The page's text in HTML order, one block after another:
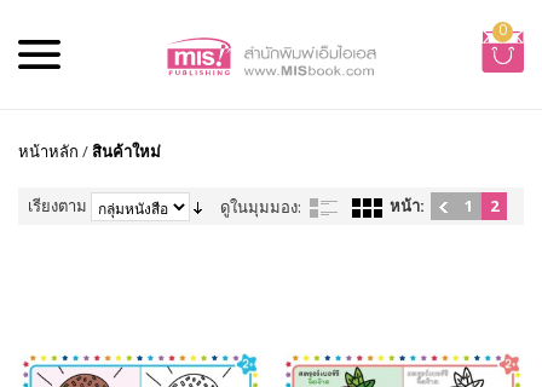
0
หน้าหลัก /สินค้าใหม่
เรียงตาม ดูในมุมมอง: หน้า: 1 2